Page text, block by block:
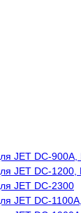
JET DC-900А,
JET DC-
JET DC-2300
JET DC-